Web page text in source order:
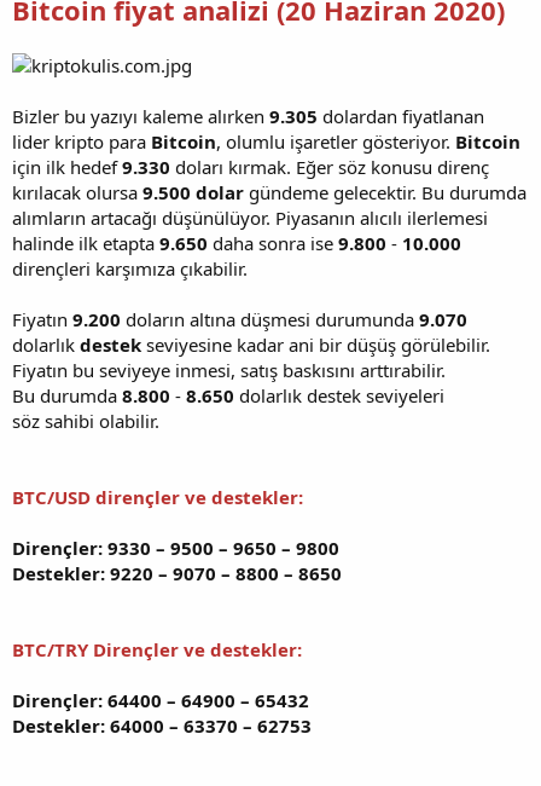
a
l
a
a
n
ç
r
h
i
Bitcoin fiyat analizi (20 Haziran 2020)
Bizler bu yazıyı kaleme alırken 9.305 dolardan fiyatlanan
lider kripto para Bitcoin, olumlu işaretler gösteriyor. Bitcoin
için ilk hedef9.330 doları kırmak. Eğer söz konusu direnç
kırılacak olursa 9.500 dolar gündeme gelecektir. Bu durumda
alımların artacağı düşünülüyor. Piyasanın alıcılı ilerlemesi
halinde ilk etapta 9.650 daha sonra ise 9.800 - 10.000
dirençleri karşımıza çıkabilir.
Fiyatın 9.200 doların altına düşmesi durumunda 9.070
dolarlık destek seviyesine kadar ani bir düşüş görülebilir.
Fiyatın bu seviyeye inmesi, satış baskısını arttırabilir.
Bu durumda 8.800 - 8.650 dolarlık destek seviyeleri
söz sahibi olabilir.
BTC/USD dirençler ve destekler:
Dirençler: 9330 – 9500 – 9650 – 9800
Destekler: 9220 – 9070 – 8800 – 8650
BTC/TRY Dirençler ve destekler:
Dirençler: 64400 – 64900 – 65432
Destekler: 64000 – 63370 – 62753